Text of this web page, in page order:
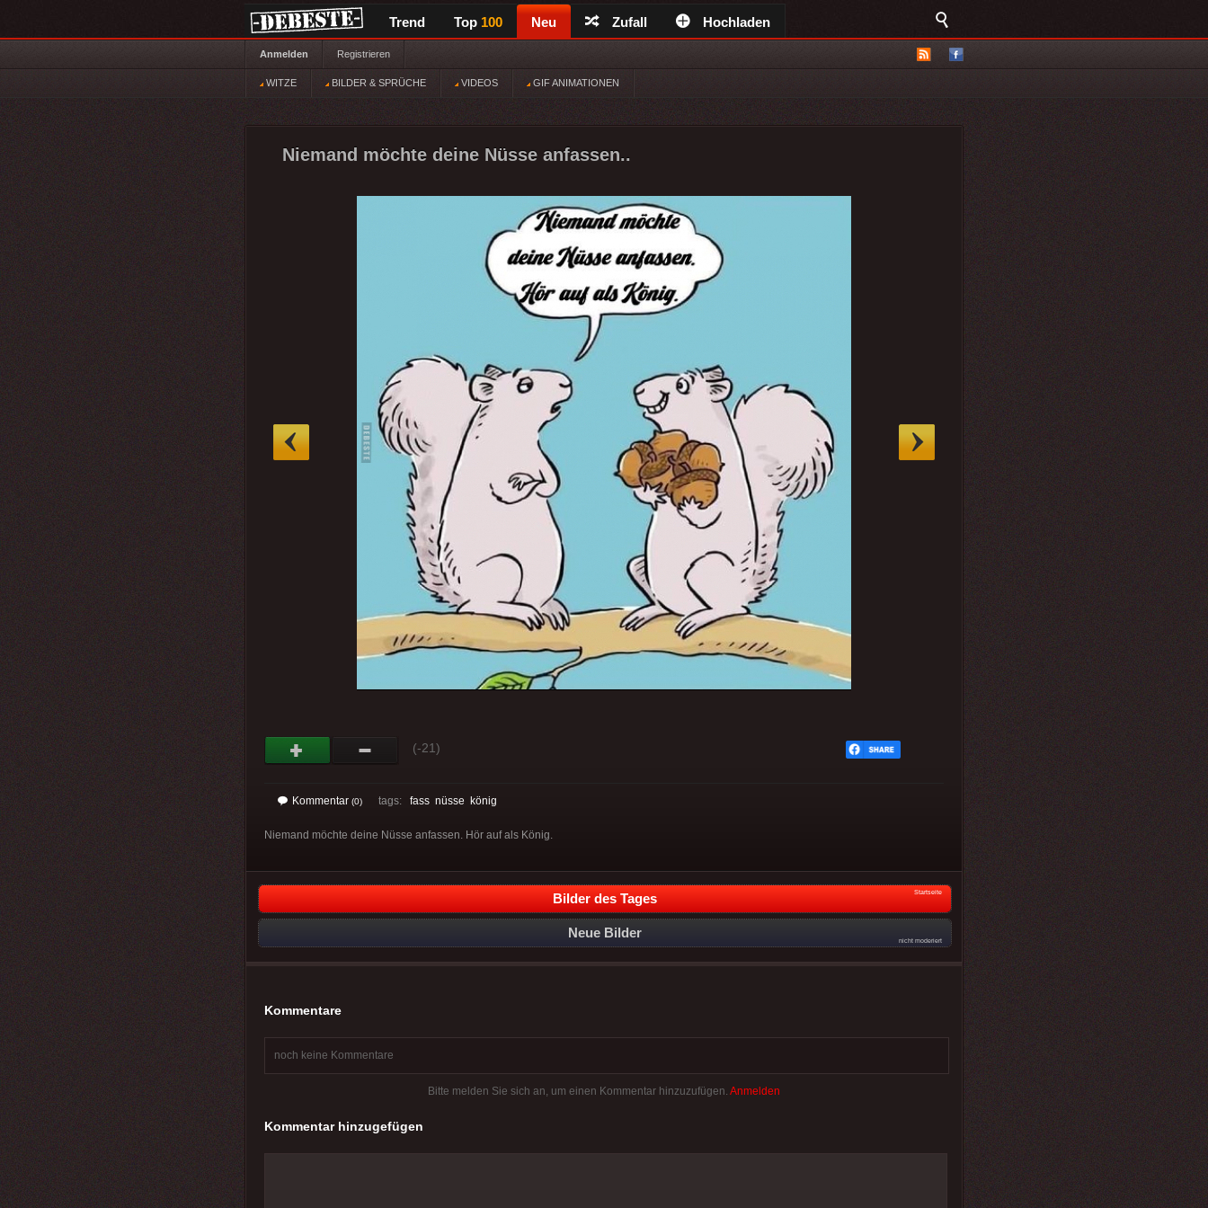
Trend Top 100 Neu Zufall Hochladen
Anmelden Registrieren
WITZE BILDER & SPRÜCHE VIDEOS GIF ANIMATIONEN
Niemand möchte deine Nüsse anfassen..
(-21)
Kommentar (0) tags: fass nüsse könig
Niemand möchte deine Nüsse anfassen. Hör auf als König.
Bilder des Tages Startseite
Neue Bilder
nicht moderiert
Kommentare
noch keine Kommentare
Bitte melden Sie sich an, um einen Kommentar hinzuzufügen. Anmelden
Kommentar hinzugefügen